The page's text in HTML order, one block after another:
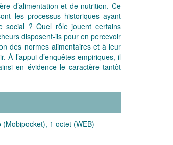
d’alimentation et de nutrition. Ce
les processus historiques ayant
social ? Quel rôle jouent certains
disposent-ils pour en percevoir
des normes alimentaires et à leur
l’appui d’enquêtes empiriques, il
en évidence le caractère tantôt
1 octet (WEB)